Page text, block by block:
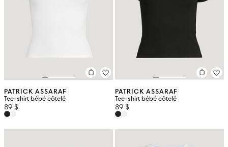
PATRICK ASSARAF
Tee-shirt bébé côtelé
89 $
PATRICK ASSARAF
Tee-shirt bébé côtelé
89 $